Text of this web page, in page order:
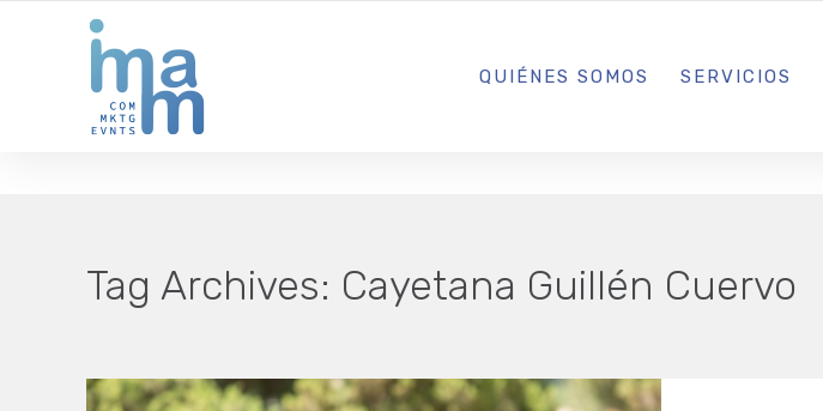
AGENCIA CREATIVA DE COMUNICACIÓN Y ESTRATEGIA DIGITAL IBIZA · MADRID · BARCELONA
QUIÉNES SOMOS SERVICIOS
Tag Archives: Cayetana Guillén Cuervo